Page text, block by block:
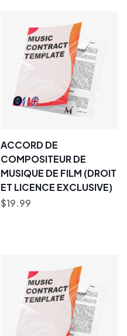
ACCORD DE
COMPOSITEUR DE
MUSIQUE DE FILM (DROIT
ET LICENCE EXCLUSIVE)
$19.99